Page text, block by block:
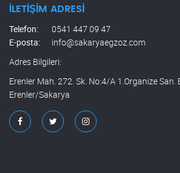
İLETIŞIM ADRESI
Telefon:
0541 447 09 47
E-posta:
info@sakaryaegzoz.com
Adres Bilgileri:
Erenler Mah. 272. Sk. No:4/A 1.Organize San.
Erenler/Sakarya